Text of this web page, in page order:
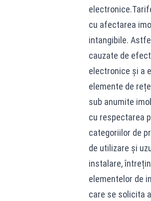
cu afectarea
intangibile.
cauzate de
electronice și a
elemente de
sub anumite
cu respectarea
categoriilor de
de utilizare și
instalare,
elementelor de
care se solicita